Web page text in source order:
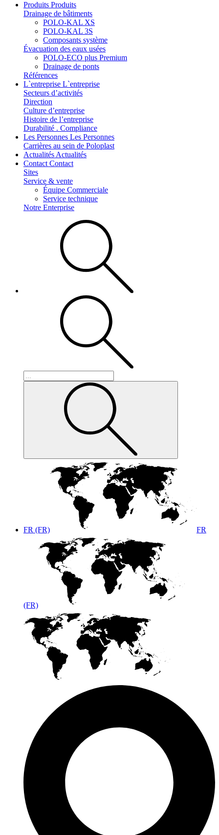
Produits Produits
Drainage de bâtiments
POLO-KAL XS
POLO-KAL 3S
Composants système
Évacuation des eaux usées
POLO-ECO plus Premium
Drainage de ponts
Références
L`entreprise L`entreprise
Secteurs d’activités
Direction
Culture d’entreprise
Histoire de l’entreprise
Durabilité . Compliance
Les Personnes Les Personnes
Carrières au sein de Poloplast
Actualités Actualités
Contact Contact
Sites
Service & vente
Équipe Commerciale
Service technique
Notre Enterprise
FR (FR) FR
(FR)